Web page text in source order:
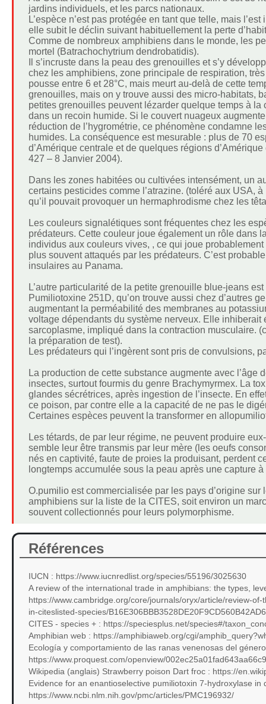
jardins individuels, et les parcs nationaux.
L’espèce n’est pas protégée en tant que telle, mais
elle subit le déclin suivant habituellement la perte
Comme de nombreux amphibiens dans le monde, les
mortel (Batrachochytrium dendrobatidis).
Il s’incruste dans la peau des grenouilles et s’y
chez les amphibiens, zone principale de respiration,
pousse entre 6 et 28°C, mais meurt au-delà de cette
grenouilles, mais on y trouve aussi des micro-habitats,
petites grenouilles peuvent lézarder quelque temps à
dans un recoin humide. Si le couvert nuageux
réduction de l’hygrométrie, ce phénomène condamne
humides. La conséquence est mesurable : plus de 70
d’Amérique centrale et de quelques régions
427 – 8 Janvier 2004).
Dans les zones habitées ou cultivées intensément, un
certains pesticides comme l’atrazine. (toléré aux USA,
qu’il pouvait provoquer un hermaphrodisme chez les
Les couleurs signalétiques sont fréquentes chez les
prédateurs. Cette couleur joue également un rôle dans
individus aux couleurs vives, , ce qui joue
plus souvent attaqués par les prédateurs. C’est
insulaires au Panama.
L’autre particularité de la petite grenouille blue-jeans
Pumiliotoxine 251D, qu’on trouve aussi chez d’autres
augmentant la perméabilité des membranes au
voltage dépendants du système nerveux. Elle
sarcoplasme, impliqué dans la contraction musculaire.
la préparation de test).
Les prédateurs qui l’ingèrent sont pris de convulsions,
La production de cette substance augmente avec
insectes, surtout fourmis du genre Brachymyrmex. La
glandes sécrétrices, après ingestion de l’insecte. En
ce poison, par contre elle a la capacité de ne pas le
Certaines espèces peuvent la transformer en
Les tétards, de par leur régime, ne peuvent produire
semble leur être transmis par leur mère (les oeufs
nés en captivité, faute de proies la produisant, perdent
longtemps accumulée sous la peau après une capture à
O.pumilio est commercialisée par les pays d’origine
amphibiens sur la liste de la CITES, soit environ un
souvent collectionnés pour leurs polymorphisme.
Références
IUCN : https://www.iucnredlist.org/species/55196/3025630
A review of the international trade in amphibians: the types,
https://www.cambridge.org/core/journals/oryx/article/review-
in-citeslisted-species/
CITES - species + : https://speciesplus.net/species#/
Amphibian web : https://amphibiaweb.org/cgi/
Ecología y comportamiento de las ranas venenosas del
https://www.proquest.com/openview/
Wikipedia (anglais) Strawberry poison Dart froc : https://
Evidence for an enantioselective pumiliotoxin 7-hydroxylase
https://www.ncbi.nlm.nih.gov/pmc/articles/PMC196932/